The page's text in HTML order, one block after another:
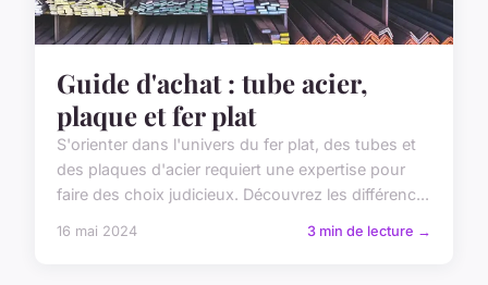
Guide d'achat : tube acier,
plaque et fer plat
S'orienter dans l'univers du fer plat, des tubes et
des plaques d'acier requiert une expertise pour
faire des choix judicieux. Découvrez les différenc...
16 mai 2024 3 min de lecture →